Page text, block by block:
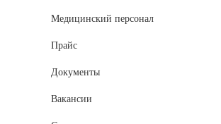
Медицинский персонал
Прайс
Документы
Вакансии